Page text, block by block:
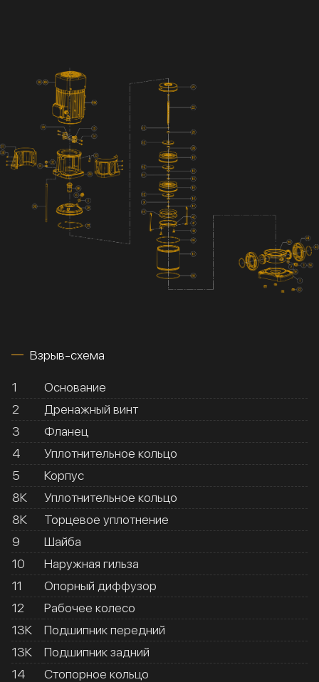
Взрыв-схема
1
Основание
2
Дренажный винт
3
Фланец
4
Уплотнительное кольцо
5
Корпус
8К
Уплотнительное кольцо
8К
Торцевое уплотнение
9
Шайба
10
Наружная гильза
11
Опорный диффузор
12
Рабочее колесо
13К
Подшипник передний
13К
Подшипник задний
14
Стопорное кольцо